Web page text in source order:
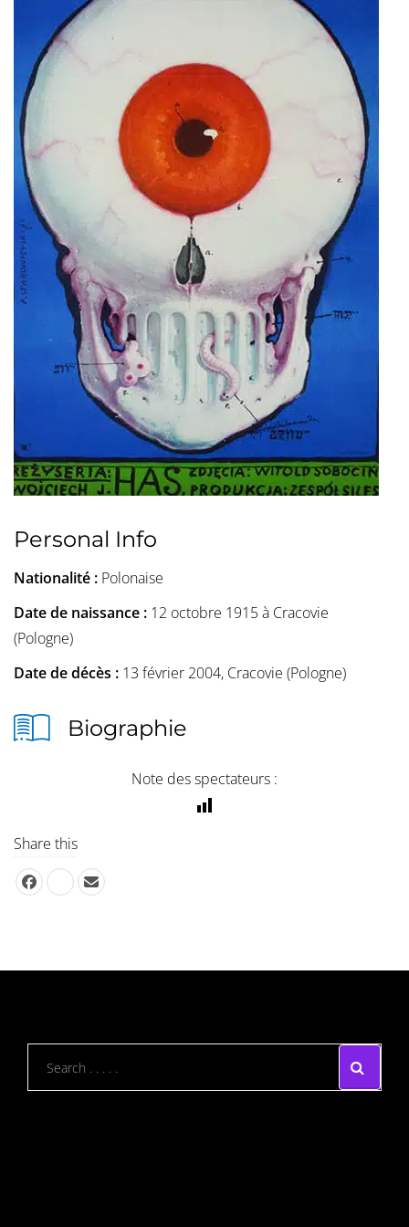
Personal Info
Nationalité : Polonaise
Date de naissance : 12 octobre 1915 à Cracovie
(Pologne)
Date de décès : 13 février 2004, Cracovie (Pologne)
Biographie
Note des spectateurs :
Share this